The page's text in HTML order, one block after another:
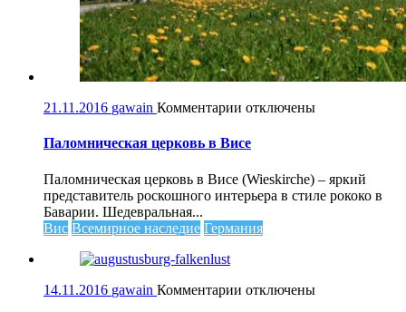
21.11.2016 gawain Комментарии к
Паломническая
в
Висе
отключены
Паломническая церковь в Висе
Паломническая церковь в Висе (Wieskirche) – яркий
представитель роскошного интерьера в стиле рококо в
Баварии. Шедевральная...
Вис Всемирное наследие Германия
14.11.2016 gawain Комментарии котключены